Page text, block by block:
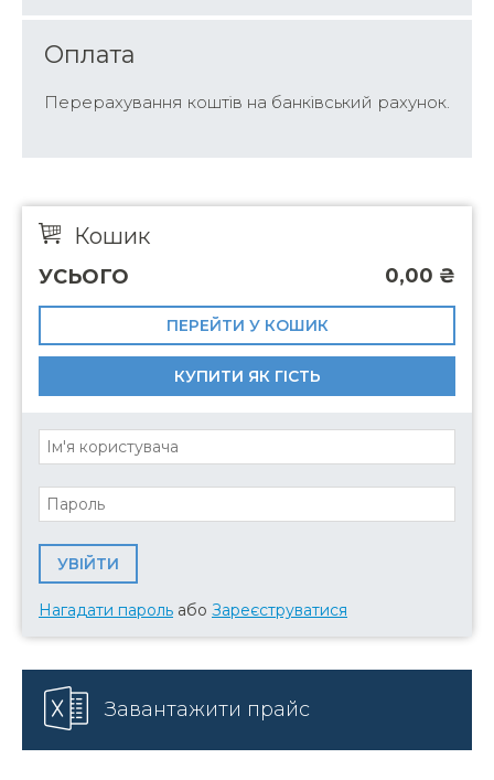
Оплата
Перерахування коштів на банківський рахунок.
Кошик
УСЬОГО 0,00 ₴
ПЕРЕЙТИ У КОШИК
КУПИТИ ЯК ГІСТЬ
Нагадати пароль або Зареєструватися
Завантажити прайс